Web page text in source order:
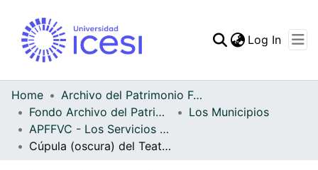
Statistics
Log In
Home
Archivo del Patrimonio Fotográfico y Fílmico del Valle del Cauca
Fondo Archivo del Patrimonio Fotográfico y Fílmico del Valle del Cauca
Los Municipios
APFFVC - Los Servicios Públicos - Patrimonial
Cúpula (oscura) del Teatro Municipal de Cali